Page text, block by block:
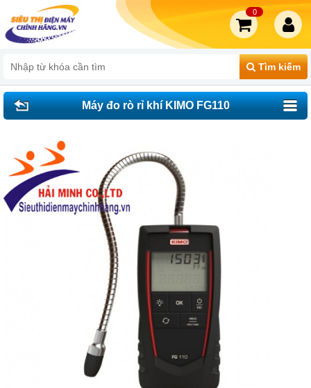
Tìm kiếm
0
Máy đo rò rỉ khí KIMO FG110